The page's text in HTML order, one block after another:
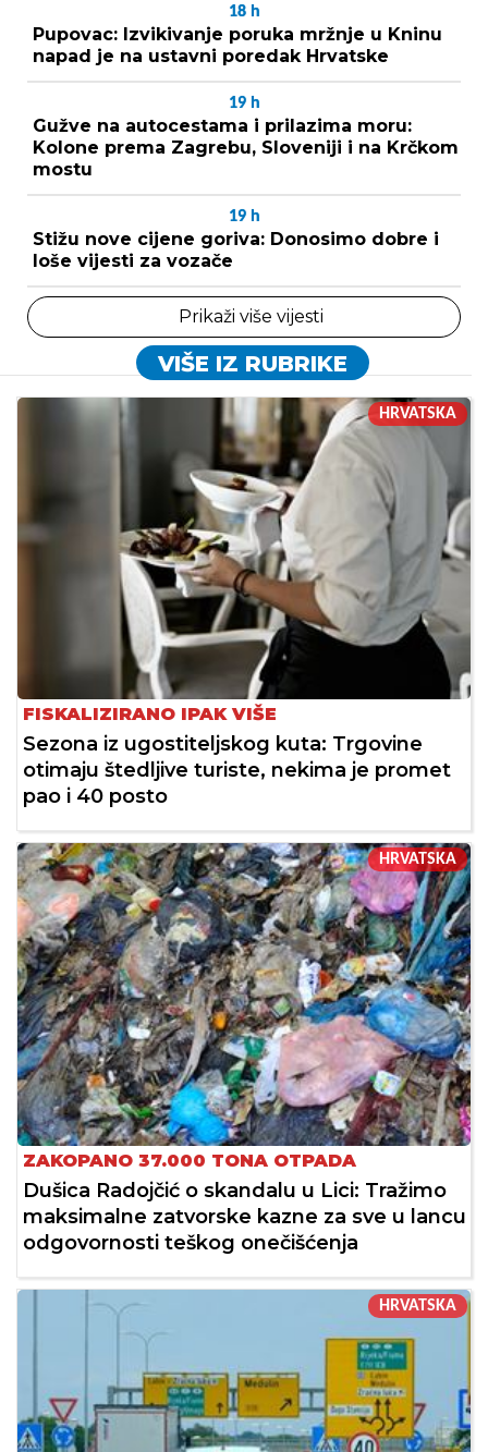
18 h
Pupovac: Izvikivanje poruka mržnje u Kninu
napad je na ustavni poredak Hrvatske
19 h
Gužve na autocestama i prilazima moru:
Kolone prema Zagrebu, Sloveniji i na Krčkom
mostu
19 h
Stižu nove cijene goriva: Donosimo dobre i
loše vijesti za vozače
Prikaži više vijesti
VIŠE IZ RUBRIKE
HRVATSKA
FISKALIZIRANO IPAK VIŠE
Sezona iz ugostiteljskog kuta: Trgovine
otimaju štedljive turiste, nekima je promet
pao i 40 posto
HRVATSKA
ZAKOPANO 37.000 TONA OTPADA
Dušica Radojčić o skandalu u Lici: Tražimo
maksimalne zatvorske kazne za sve u lancu
odgovornosti teškog onečišćenja
HRVATSKA